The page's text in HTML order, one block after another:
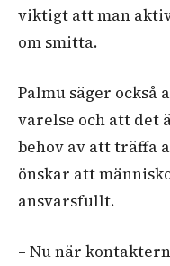
viktigt att man
om smitta.
Palmu säger också
varelse och att det
behov av att träffa
önskar att
ansvarsfullt.
– Nu när